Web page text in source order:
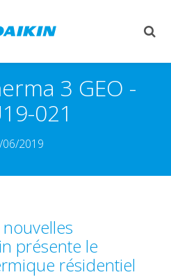
3 GEO -
021
06/2019
présente le
résidentiel